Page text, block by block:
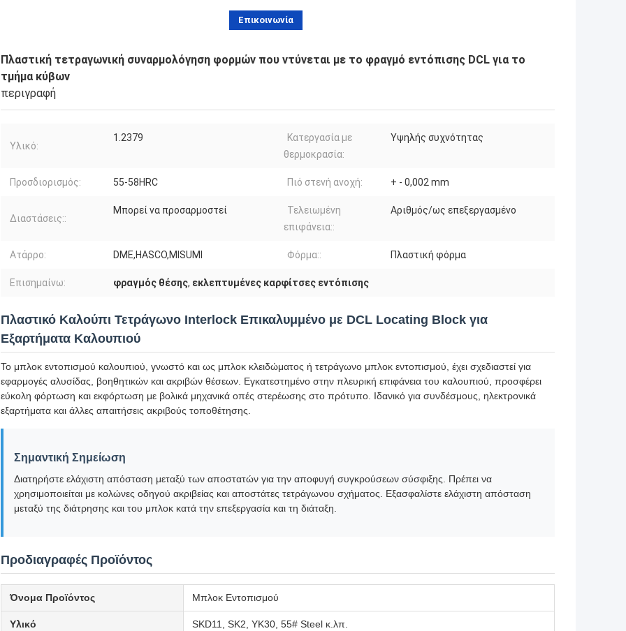
Επικοινωνία
Πλαστική τετραγωνική συναρμολόγηση φορμών που ντύνεται με το φραγμό εντόπισης DCL για το
τμήμα κύβων
περιγραφή
Υλικό:
1.2379
Κατεργασία με
θερμοκρασία:
Υψηλής συχνότητας
Προσδιορισμός: 55-58HRC Πιό στενή ανοχή: + - 0,002 mm
Διαστάσεις::
Μπορεί να προσαρμοστεί
Τελειωμένη
επιφάνεια::
Αριθμός/ως επεξεργασμένο
Ατάρρο: DME,HASCO,MISUMI Φόρμα:: Πλαστική φόρμα
Επισημαίνω: φραγμός θέσης, εκλεπτυμένες καρφίτσες εντόπισης
Πλαστικό Καλούπι Τετράγωνο Interlock Επικαλυμμένο με DCL Locating Block για
Εξαρτήματα Καλουπιού
Το μπλοκ εντοπισμού καλουπιού, γνωστό και ως μπλοκ κλειδώματος ή τετράγωνο μπλοκ εντοπισμού, έχει σχεδιαστεί για
εφαρμογές αλυσίδας, βοηθητικών και ακριβών θέσεων. Εγκατεστημένο στην πλευρική επιφάνεια του καλουπιού, προσφέρει
εύκολη φόρτωση και εκφόρτωση με βολικά μηχανικά οπές στερέωσης στο πρότυπο. Ιδανικό για συνδέσμους, ηλεκτρονικά
εξαρτήματα και άλλες απαιτήσεις ακριβούς τοποθέτησης.
Σημαντική Σημείωση
Διατηρήστε ελάχιστη απόσταση μεταξύ των αποστατών για την αποφυγή συγκρούσεων σύσφιξης. Πρέπει να
χρησιμοποιείται με κολώνες οδηγού ακριβείας και αποστάτες τετράγωνου σχήματος. Εξασφαλίστε ελάχιστη απόσταση
μεταξύ της διάτρησης και του μπλοκ κατά την επεξεργασία και τη διάταξη.
Προδιαγραφές Προϊόντος
Όνομα Προϊόντος Μπλοκ Εντοπισμού
Υλικό SKD11, SK2, YK30, 55# Steel κ.λπ.